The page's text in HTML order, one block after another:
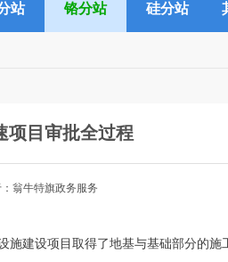
站 铬分站 硅分站
项目审批全过程
翁牛特旗政务服务
施建设项目取得了地基与基础部分的